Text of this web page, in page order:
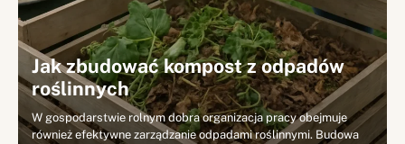
Jak zbudować kompost z odpadów
roślinnych
W gospodarstwie rolnym dobra organizacja pracy obejmuje
również efektywne zarządzanie odpadami roślinnymi. Budowa